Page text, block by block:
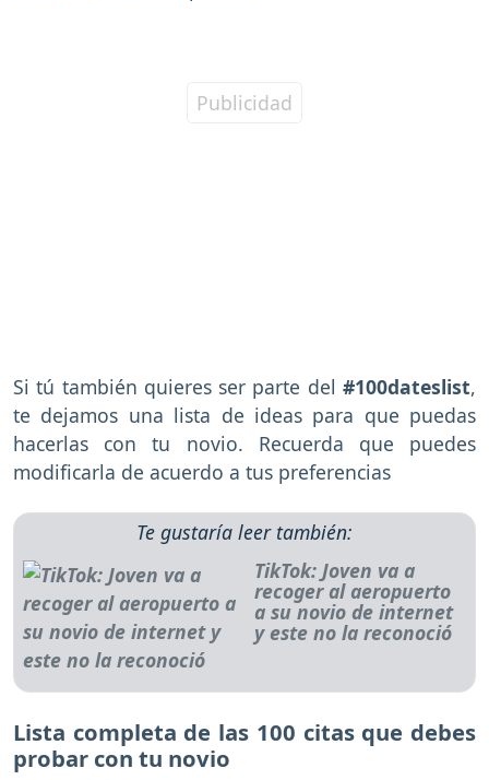
Si tú también quieres ser parte del #100dateslist,
te dejamos una lista de ideas para que puedas
hacerlas con tu novio. Recuerda que puedes
modificarla de acuerdo a tus preferencias
Te gustaría leer también:
TikTok: Joven va a
recoger al aeropuerto
a su novio de internet
y este no la reconoció
Lista completa de las 100 citas que debes
probar con tu novio